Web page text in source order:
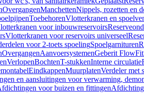
OvergangenManchettenNippels, rozetten en
ToebehorenVlotterkranen en
voor inbouwreservoirs
Vlotterkranen voor reservoirs universeel
voor 2-toets spoelingSpoelgarnituren
OvergangenAanvoersystemenGeberit FlowFit
VerlopenBochtenT-stukkenInterne circulatie
EindkappenMuurplatenVerdeler met
en aansluitingen voor verwarming,
voor buizen en fittingen